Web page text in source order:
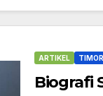
ARTIKEL
Biografi